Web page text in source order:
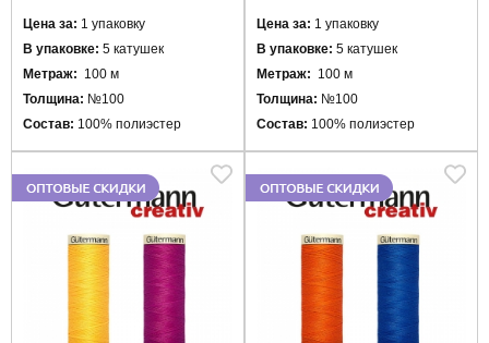
Цена за: 1 упаковку
В упаковке: 5 катушек
Метраж: 100 м
Толщина: №100
Состав: 100% полиэстер
Цена за: 1 упаковку
В упаковке: 5 катушек
Метраж: 100 м
Толщина: №100
Состав: 100% полиэстер